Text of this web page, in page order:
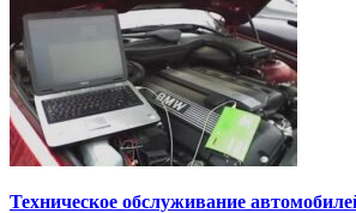
Техническое обслуживание